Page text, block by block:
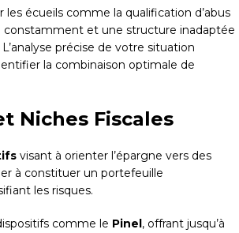
écueils comme la qualification d’abus
constamment et une structure inadaptée
précise de votre situation
la combinaison optimale de
Niches Fiscales
visant à orienter l’épargne vers des
à constituer un portefeuille
les risques.
comme le Pinel, offrant jusqu’à